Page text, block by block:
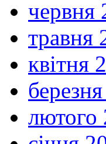
червня
травня
квітня
лютого